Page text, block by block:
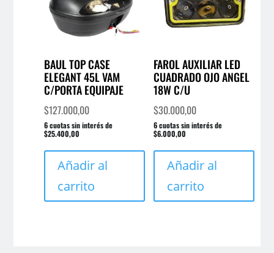
BAUL TOP CASE
ELEGANT 45L VAM
C/PORTA EQUIPAJE
$127.000,00
6 cuotas sin interés de
$25.400,00
Añadir al
carrito
FAROL AUXILIAR LED
CUADRADO OJO ANGEL
18W C/U
$30.000,00
6 cuotas sin interés de
$6.000,00
Añadir al
carrito